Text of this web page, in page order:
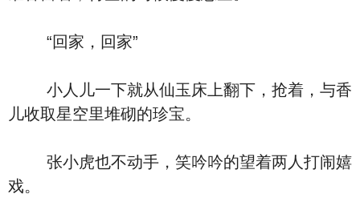
“回家，回家”
小人儿一下就从仙玉床上翻下，抢着，与香
儿收取星空里堆砌的珍宝。
张小虎也不动手，笑吟吟的望着两人打闹嬉
戏。